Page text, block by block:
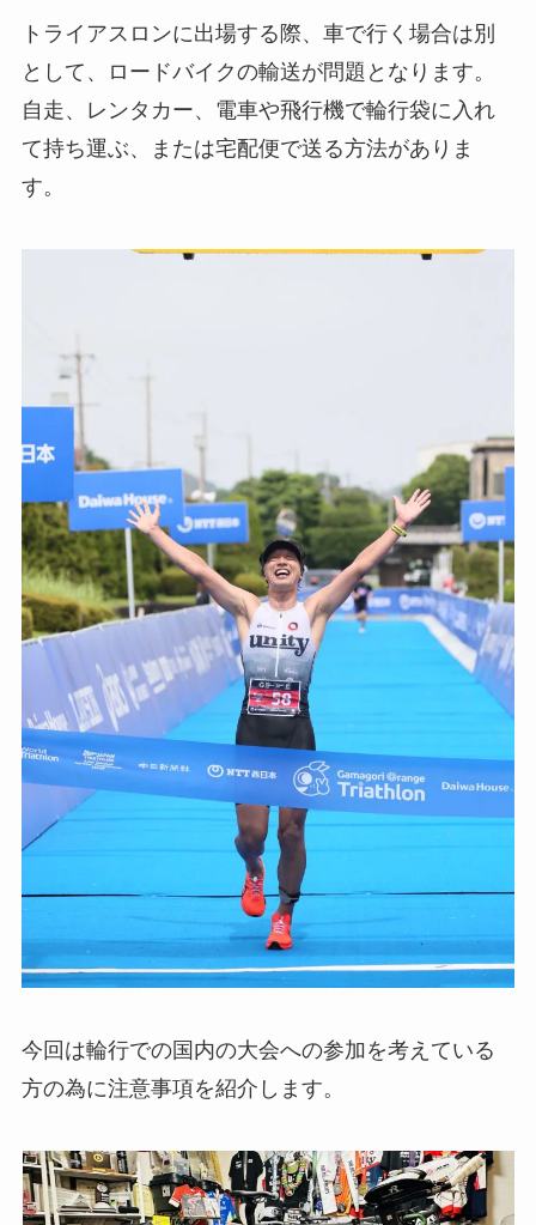
トライアスロンに出場する際、車で行く場合は別
として、ロードバイクの輸送が問題となります。
自走、レンタカー、電車や飛行機で輪行袋に入れ
て持ち運ぶ、または宅配便で送る方法がありま
す。
今回は輪行での国内の大会への参加を考えている
方の為に注意事項を紹介します。